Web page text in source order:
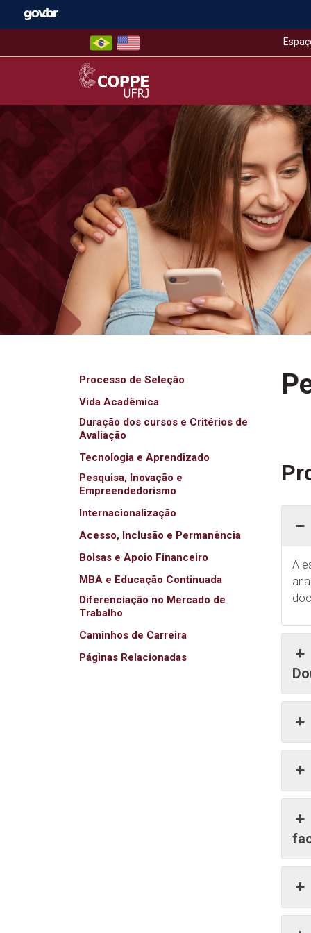
COPPE – UFRJ
Processo de Seleção
Vida Acadêmica
Duração dos cursos e Critérios de
Avaliação
Tecnologia e Aprendizado
Pesquisa, Inovação e
Empreendedorismo
Internacionalização
Acesso, Inclusão e Permanência
Bolsas e Apoio Financeiro
MBA e Educação Continuada
Diferenciação no Mercado de
Trabalho
Caminhos de Carreira
Páginas Relacionadas
A